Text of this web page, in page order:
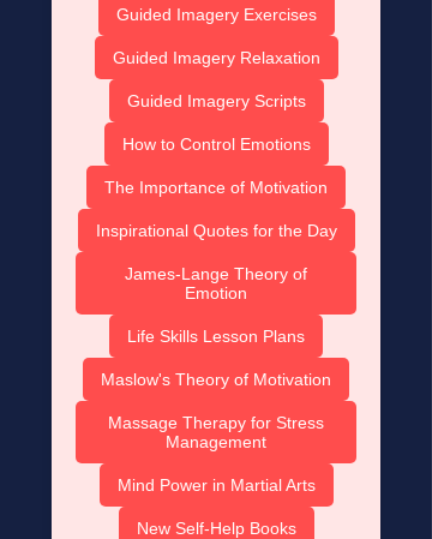
Guided Imagery Exercises
Guided Imagery Relaxation
Guided Imagery Scripts
How to Control Emotions
The Importance of Motivation
Inspirational Quotes for the Day
James-Lange Theory of
Emotion
Life Skills Lesson Plans
Maslow's Theory of Motivation
Massage Therapy for Stress
Management
Mind Power in Martial Arts
New Self-Help Books